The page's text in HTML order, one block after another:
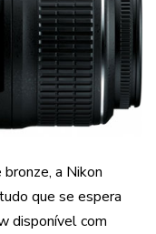
a Nikon
que se espera
disponível com